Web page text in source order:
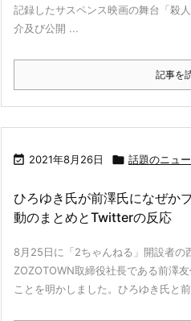
記録したサスペンス映画の舞台「殺
介及び公開 ...
記事を
 2021年8月26日  話題のニュ
ひろゆき氏が前澤氏になぜか
動のまとめとTwitterの反応
8月25日に「2ちゃんねる」開設者の
ZOZOTOWN取締役社長である前澤
ことを明かしました。ひろゆき氏と